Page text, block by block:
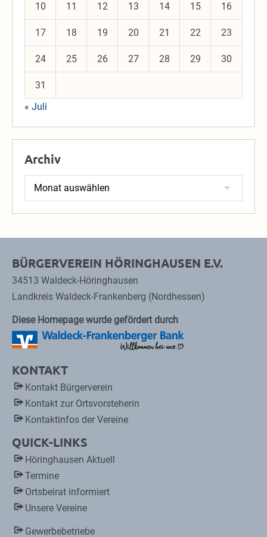
10 11 12 13 14 15 16
17 18 19 20 21 22 23
24 25 26 27 28 29 30
31
« Juli
Archiv
Archiv
BÜRGERVEREIN HÖRINGHAUSEN E.V.
34513 Waldeck-Höringhausen
Landkreis Waldeck-Frankenberg (Nordhessen)
Diese Homepage wurde gefördert durch
KONTAKT
Kontakt Bürgerverein
Kontakt zur Ortsvorsteherin
Kontaktinfos der Vereine
QUICK-LINKS
Höringhausen Aktuell
Termine
Ortsbeirat informiert
Unsere Vereine
Gewerbebetriebe